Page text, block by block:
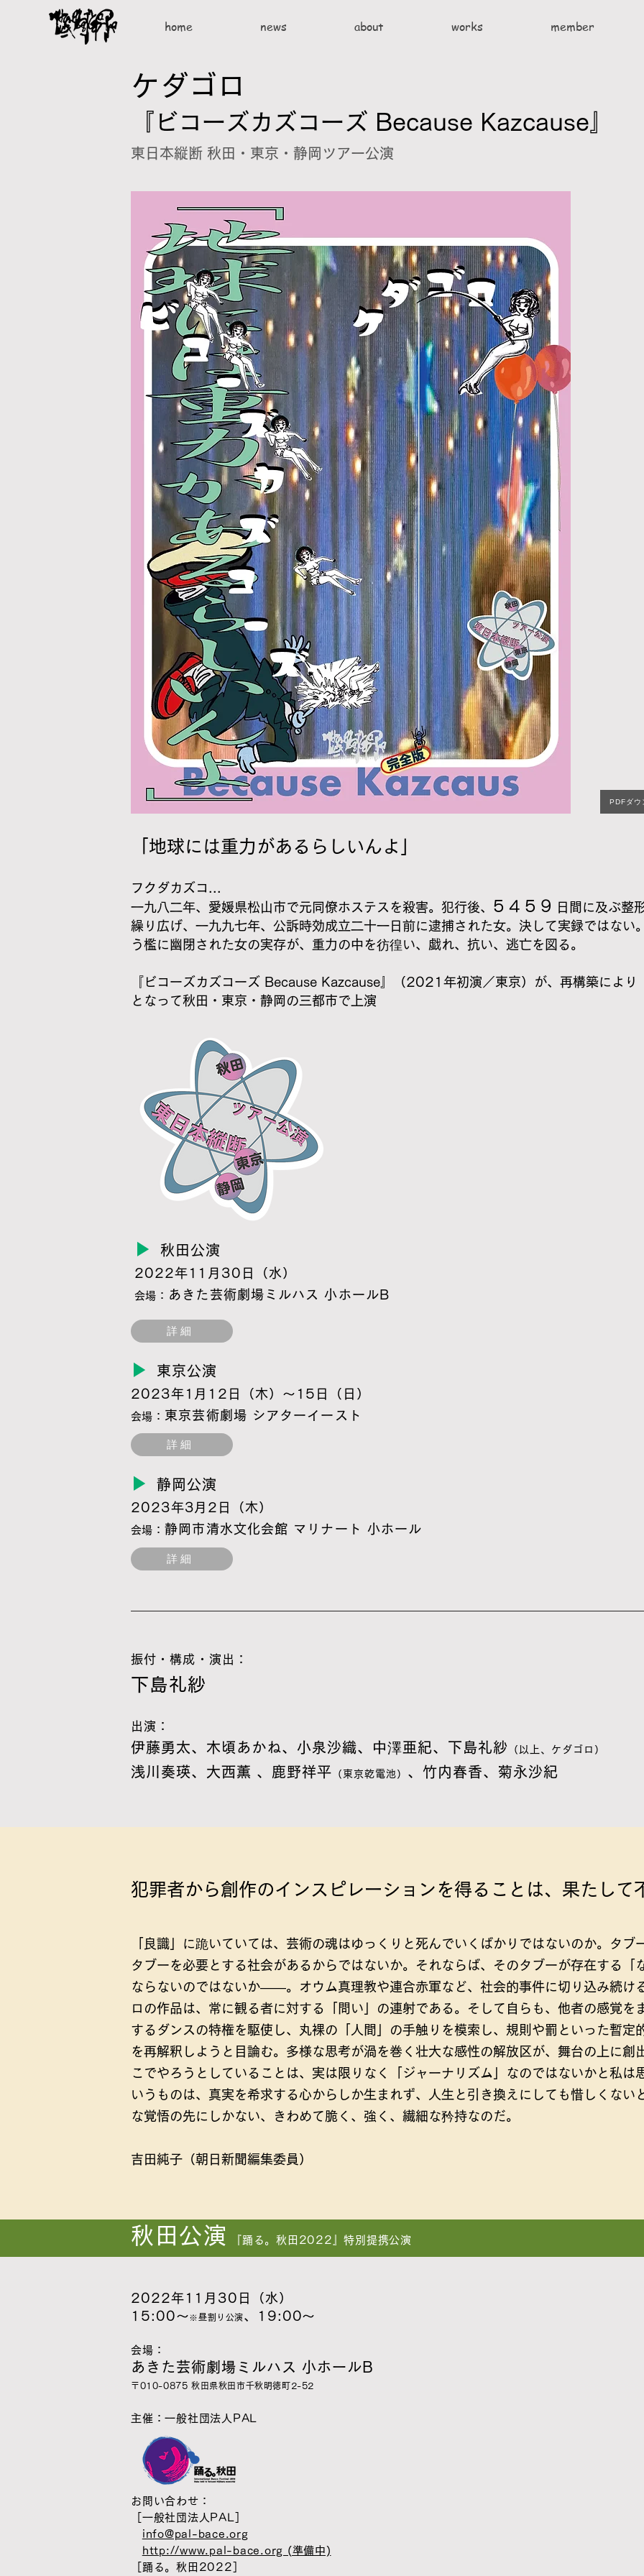
home news about works member
ケダゴロ
『ビコーズカズコーズ Because Kazcause』
東日本縦断 秋田・東京・静岡ツアー公演
PDFダウ
「地球には重力があるらしいんよ」
フクダカズコ...
一九八二年、愛媛県松山市で元同僚ホステスを殺害。犯行後、 5 4 5 9
日間に及ぶ整
繰り広げ、一九九七年、公訴時効成立二十一日前に逮捕された女。決して実録ではない
う檻に幽閉された女の実存が、重力の中を彷徨い、戯れ、抗い、逃亡を図る。
『ビコーズカズコーズ Because Kazcause』（2021年初演／東京）が、再構築により
となって秋田・東京・静岡の三都市で上演
▶ 秋田公演
2022年11月30日（水）
​会場： あきた芸術劇場ミルハス 小ホールB
詳細
▶ 東京公演
2023年1月12日（木）～15日（日）
​会場： 東京芸術劇場 シアターイースト
詳細
▶ 静岡公演
2023年3月2日（木）
​会場：静岡市清水文化会館 マリナート 小ホール
詳細
振付・構成・演出：
下島礼紗
出演：
伊藤勇太、木頃あかね、小泉沙織、中澤亜紀、下島礼紗 （以上、ケダゴロ）
浅川奏瑛、大西薫 、鹿野祥平 （東京乾電池） 、竹内春香、菊永沙紀
犯罪者から創作のインスピレーションを得ることは、果たして
「良識」に跪いていては、芸術の魂はゆっくりと死んでいくばかりではないのか。タブ
タブーを必要とする社会があるからではないか。それならば、そのタブーが存在する「
ならないのではないか――。オウム真理教や連合赤軍など、社会的事件に切り込み続け
ロの作品は、常に観る者に対する「問い」の連射である。そして自らも、他者の感覚を
するダンスの特権を駆使し、丸裸の「人間」の手触りを模索し、規則や罰といった暫定
を再解釈しようと目論む。多様な思考が渦を巻く壮大な感性の解放区が、舞台の上に創
こでやろうとしていることは、実は限りなく「ジャーナリズム」なのではないかと私は
いうものは、真実を希求する心からしか生まれず、人生と引き換えにしても惜しくない
な覚悟の先にしかない、きわめて脆く、強く、繊細な矜持なのだ。
吉田純子（朝日新聞編集委員）
秋田公演 『踊る。秋田2022』特別提携公演
2022年11月30日（水）
15:00～※昼割り公演、19:00～
会場：
あきた芸術劇場ミルハス 小ホールB
〒010-0875 秋田県秋田市千秋明徳町2-52
主催：一般社団法人PAL
お問い合わせ：
［一般社団法人PAL］
info@pal-bace.org
http://www.pal-bace.org (準備中)
［踊る。秋田2022］